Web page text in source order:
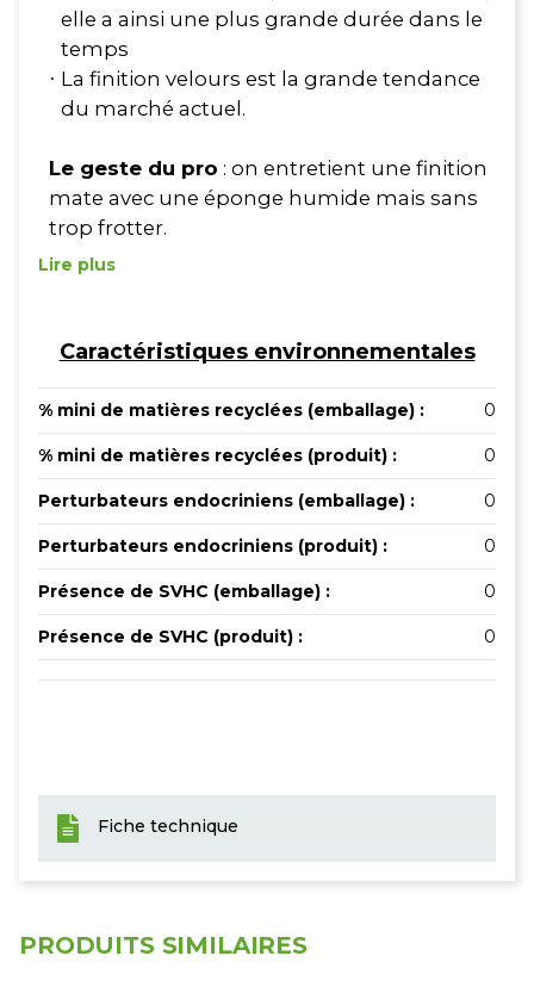
elle a ainsi une plus grande durée dans le
temps
· La finition velours est la grande tendance
du marché actuel.
Le geste du pro : on entretient une finition
mate avec une éponge humide mais sans
trop frotter.
Lire plus
Caractéristiques environnementales
% mini de matières recyclées (emballage) : 0
% mini de matières recyclées (produit) : 0
Perturbateurs endocriniens (emballage) : 0
Perturbateurs endocriniens (produit) : 0
Présence de SVHC (emballage) : 0
Présence de SVHC (produit) : 0
Fiche technique
PRODUITS SIMILAIRES